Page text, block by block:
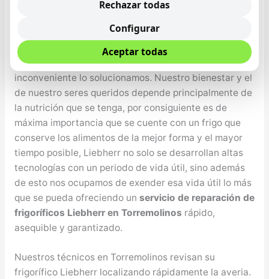
Desde el Servicio Técnico de Frigos Liebherr en
tiene algún inconveniente con su nevera Liebherr, el
compresor de la nevera no funciona, le falta gas al
torno, no enfría apropiadamente, etcétera cualquier
inconveniente lo solucionamos. Nuestro bienestar y el
de nuestro seres queridos depende principalmente de
la nutrición que se tenga, por consiguiente es de
máxima importancia que se cuente con un frigo que
conserve los alimentos de la mejor forma y el mayor
tiempo posible, Liebherr no solo se desarrollan altas
tecnologías con un periodo de vida útil, sino además
de esto nos ocupamos de exender esa vida útil lo más
que se pueda ofreciendo un servicio de reparación de
frigoríficos Liebherr en Torremolinos rápido,
asequible y garantizado.
Nuestros técnicos en Torremolinos revisan su
frigorífico Liebherr localizando rápidamente la averia.
Rechazar todas
Configurar
Aceptar todas